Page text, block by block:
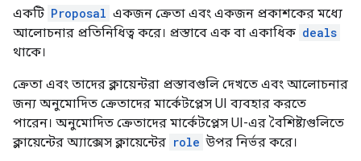
একটি Proposal একজন ক্রেতা এবং একজন প্রকাশকের মধ্যে
আলোচনার প্রতিনিধিত্ব করে। প্রস্তাবে এক বা একাধিক deals
থাকে।
ক্রেতা এবং তাদের ক্লায়েন্টরা প্রস্তাবগুলি দেখতে এবং আলোচনার
জন্য অনুমোদিত ক্রেতাদের মার্কেটপ্লেস UI ব্যবহার করতে
পারেন। অনুমোদিত ক্রেতাদের মার্কেটপ্লেস UI-এর বৈশিষ্ট্যগুলিতে
ক্লায়েন্টের অ্যাক্সেস ক্লায়েন্টের role উপর নির্ভর করে।